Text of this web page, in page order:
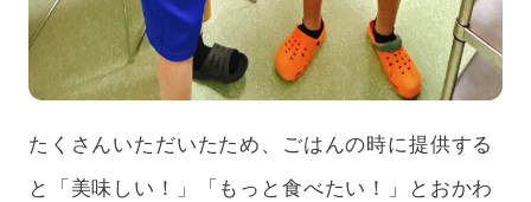
たくさんいただいたため、ごはんの時に提供する
と「美味しい！」「もっと食べたい！」とおかわ